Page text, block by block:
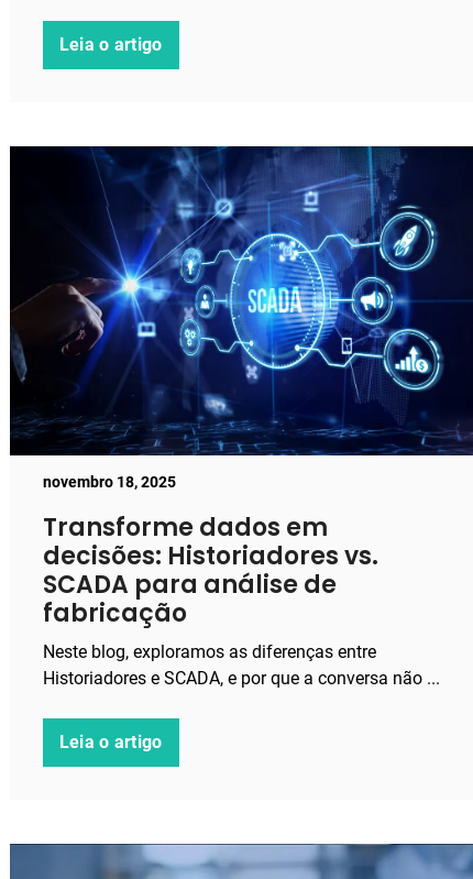
Leia o artigo
novembro 18, 2025
Transforme dados em
decisões: Historiadores vs.
SCADA para análise de
fabricação
Neste blog, exploramos as diferenças entre
Historiadores e SCADA, e por que a conversa não ...
Leia o artigo